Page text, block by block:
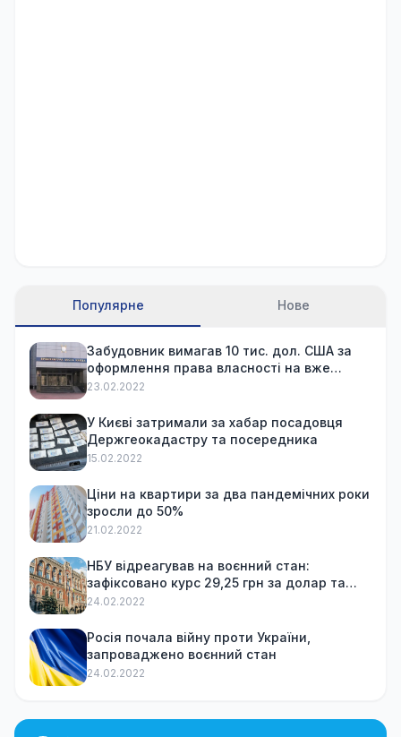
Популярне Нове
Забудовник вимагав 10 тис. дол. США за
оформлення права власності на вже
куплену квартиру
23.02.2022
У Києві затримали за хабар посадовця
Держгеокадастру та посередника
15.02.2022
Ціни на квартири за два пандемічних роки
зросли до 50%
21.02.2022
НБУ відреагував на воєнний стан:
зафіксовано курс 29,25 грн за долар та
обмежив зняття готівки
24.02.2022
Росія почала війну проти України,
запроваджено воєнний стан
24.02.2022